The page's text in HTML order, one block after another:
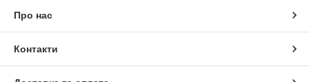
Про нас
Контакти